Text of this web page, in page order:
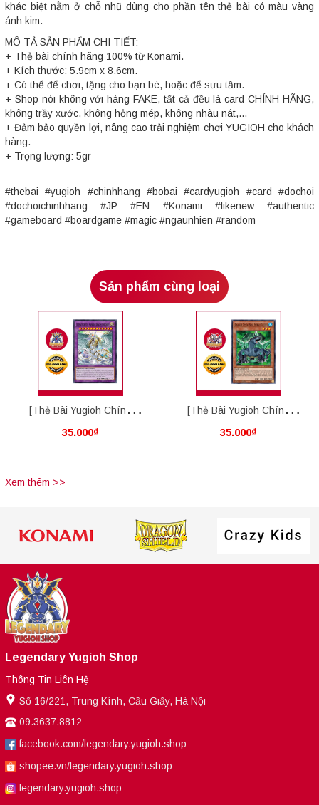
khác biệt nằm ở chỗ nhũ dùng cho phần tên thẻ bài có màu vàng
ánh kim.
MÔ TẢ SẢN PHẨM CHI TIẾT:
+ Thẻ bài chính hãng 100% từ Konami.
+ Kích thước: 5.9cm x 8.6cm.
+ Có thể để chơi, tặng cho bạn bè, hoặc để sưu tầm.
+ Shop nói không với hàng FAKE, tất cả đều là card CHÍNH HÃNG,
không trầy xước, không hỏng mép, không nhàu nát,...
+ Đảm bảo quyền lợi, nâng cao trải nghiệm chơi YUGIOH cho khách
hàng.
+ Trọng lượng: 5gr
#thebai #yugioh #chinhhang #bobai #cardyugioh #card #dochoi
#dochoichinhhang #JP #EN #Konami #likenew #authentic
#gameboard #boardgame #magic #ngaunhien #random
Sản phẩm cùng loại
[Thẻ Bài Yugioh Chính
Hãng] Ultimate Crystal
35.000₫
[Thẻ Bài Yugioh Chính
Hãng] Advanced Crystal
35.000₫
Xem thêm >>
Legendary Yugioh Shop
Thông Tin Liên Hệ
Số 16/221, Trung Kính, Cầu Giấy, Hà Nội
09.3637.8812
facebook.com/legendary.yugioh.shop
shopee.vn/legendary.yugioh.shop
legendary.yugioh.shop